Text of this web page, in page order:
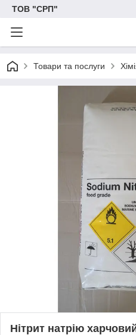
ТОВ "СРП"
Товари та послуги
Нітрит натрію